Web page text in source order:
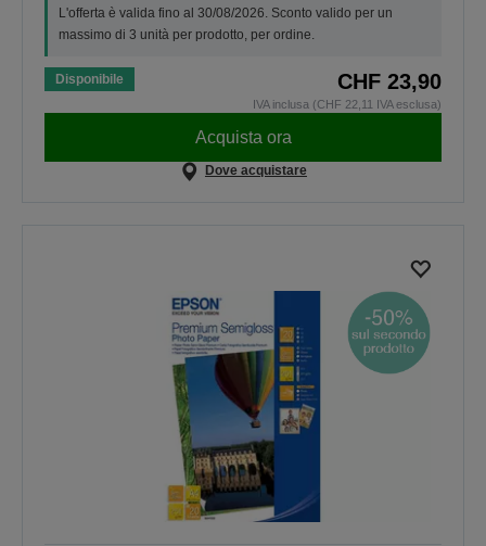
L'offerta è valida fino al 30/08/2026. Sconto valido per un
massimo di 3 unità per prodotto, per ordine.
Disponibile CHF 23,90
IVA inclusa (CHF 22,11 IVA esclusa)
Acquista ora
Dove acquistare